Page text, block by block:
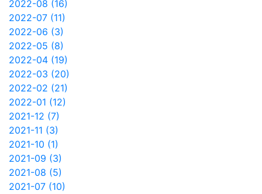
2022-08 (16)
2022-07 (11)
2022-06 (3)
2022-05 (8)
2022-04 (19)
2022-03 (20)
2022-02 (21)
2022-01 (12)
2021-12 (7)
2021-11 (3)
2021-10 (1)
2021-09 (3)
2021-08 (5)
2021-07 (10)